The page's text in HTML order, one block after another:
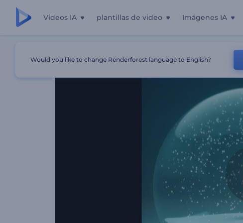
Videos IA plantillas de video Imágenes IA
Opener De Globo Mágico De Nieve De Navidad
Would you like to change Renderforest language to English?